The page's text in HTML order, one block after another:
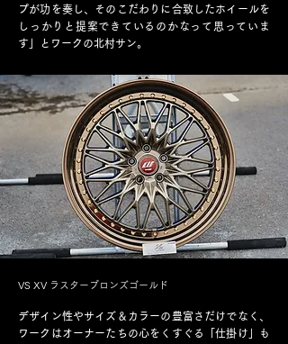
プが功を奏し、そのこだわりに合致したホイールを
しっかりと提案できているのかなって思っていま
す」とワークの北村サン。
VS XV ラスターブロンズゴールド
デザイン性やサイズ＆カラーの豊富さだけでなく、
ワークはオーナーたちの心をくすぐる「仕掛け」も